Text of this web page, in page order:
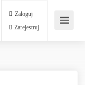
Zaloguj